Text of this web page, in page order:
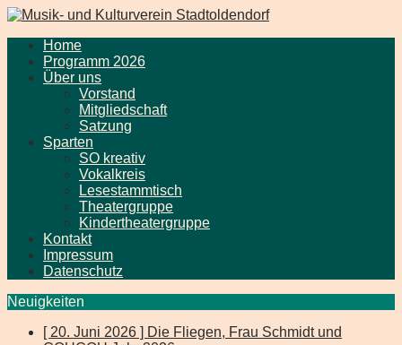
Home
Programm 2026
Über uns
Vorstand
Mitgliedschaft
Satzung
Sparten
SO kreativ
Vokalkreis
Lesestammtisch
Theatergruppe
Kindertheatergruppe
Kontakt
Impressum
Datenschutz
Neuigkeiten
[ 20. Juni 2026 ] Die Fliegen, Frau Schmidt und